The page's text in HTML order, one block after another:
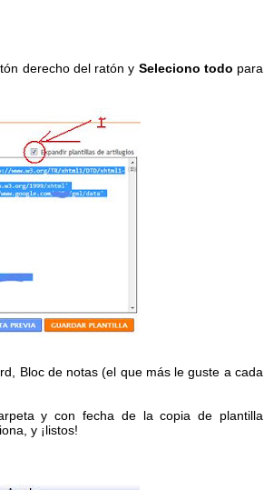
derecho del ratón y Seleciono todo para
Bloc de notas (el que más le guste a cada
y con fecha de la copia de plantilla
y ¡listos!